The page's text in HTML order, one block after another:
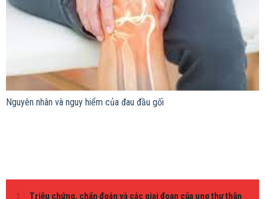
Nguyên nhân và nguy hiểm của đau đầu gối